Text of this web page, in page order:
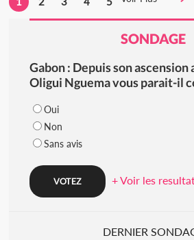
SONDAGE
Gabon : Depuis son ascension
Oligui Nguema vous parait-il
Oui
Non
Sans avis
+ Voir les
DERNIER